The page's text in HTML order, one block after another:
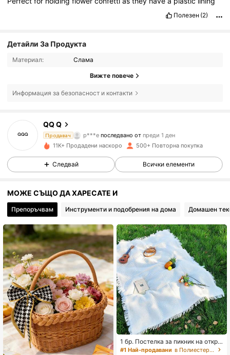
Полезен (2)
Детайли За Продукта
Материал: Слама
Вижте повече
Информация за безопасност и контакти
QQ Q
Продавач
4.67
232 Последователи
232 Последователи
4.67 232 Последователи
4.67 232 Последователи
4.67 232 Последователи
4.67 232 Последователи
4.67 232 Последователи
4.67 232 Последователи
11K+ Продадени наскоро 500+ Повторна покупка
Следвай Всички елементи
МОЖЕ СЪЩО ДА ХАРЕСАТЕ И
Препоръчвам Инструменти и подобрения на дома Домашен
1 бр. Постелка за пикник на откри
то, ленена покривка за маса, към
#1 Най-продавани в Полиестер Постелка за пикник